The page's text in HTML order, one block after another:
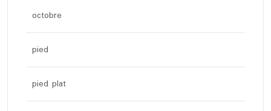
octobre
pied
pied plat